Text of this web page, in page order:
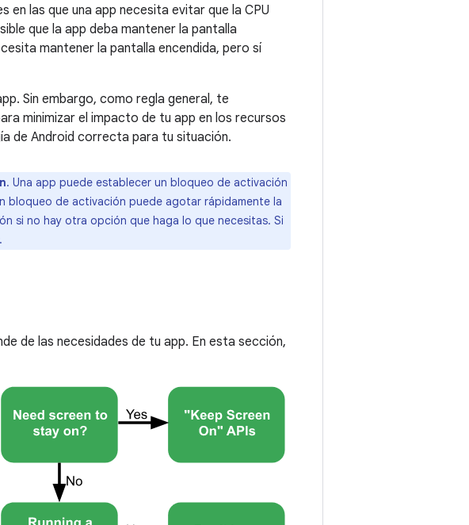
las que una app necesita evitar que la CPU
que la app deba mantener la pantalla
mantener la pantalla encendida, pero sí
Sin embargo, como regla general, te
minimizar el impacto de tu app en los recursos
de Android correcta para tu situación.
. Una app puede establecer un bloqueo de activación
bloqueo de activación puede agotar rápidamente la
si no hay otra opción que haga lo que necesitas. Si
de las necesidades de tu app. En esta sección,